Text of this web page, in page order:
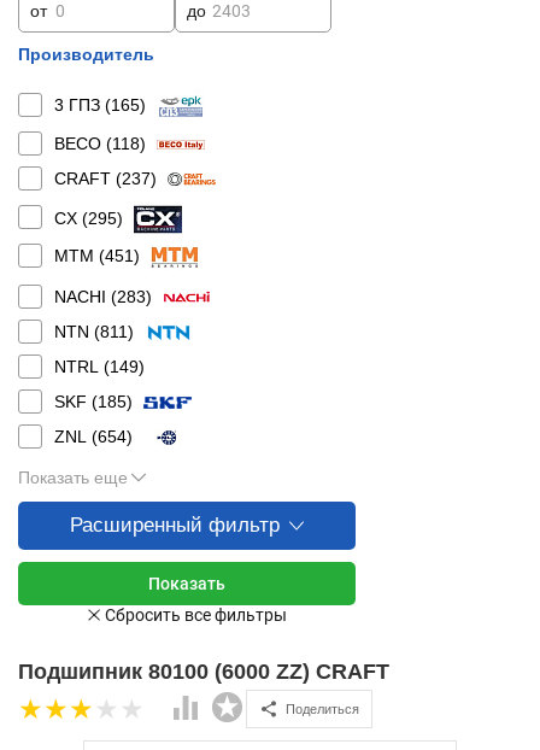
от до
Производитель
3 ГПЗ (165)
BECO (118)
CRAFT (237)
CX (295)
MTM (451)
NACHI (283)
NTN (811)
NTRL (149)
SKF (185)
ZNL (654)
Показать еще
Расширенный фильтр
Подшипник 80100 (6000 ZZ) CRAFT
Поделиться